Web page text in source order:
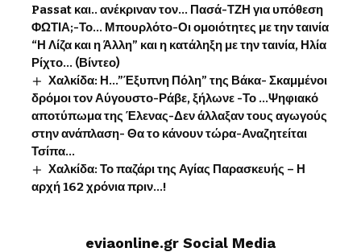
Passat και.. ανέκριναν τον… Πασά-ΤΖΗ για υπόθεση
ΦΩΤΙΑ;-Το… Μπουρλότο-Οι ομοιότητες με την ταινία
“Η Λίζα και η Άλλη” και η κατάληξη με την ταινία, Ηλία
Ρίχτο… (Βίντεο)
Χαλκίδα: Η…”Έξυπνη Πόλη” της Βάκα- Σκαμμένοι
δρόμοι τον Αύγουστο-Ράβε, ξήλωνε -Το …Ψηφιακό
αποτύπωμα της Έλενας-Δεν άλλαξαν τους αγωγούς
στην ανάπλαση- Θα το κάνουν τώρα-Αναζητείται
Τσίπα…
Χαλκίδα: Το παζάρι της Αγίας Παρασκευής – Η
αρχή 162 χρόνια πριν…!
eviaonline.gr Social Media